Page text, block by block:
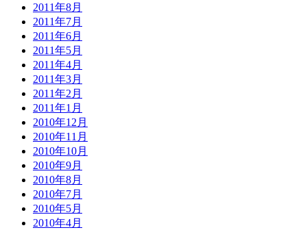
2011年8月
2011年7月
2011年6月
2011年5月
2011年4月
2011年3月
2011年2月
2011年1月
2010年12月
2010年11月
2010年10月
2010年9月
2010年8月
2010年7月
2010年5月
2010年4月